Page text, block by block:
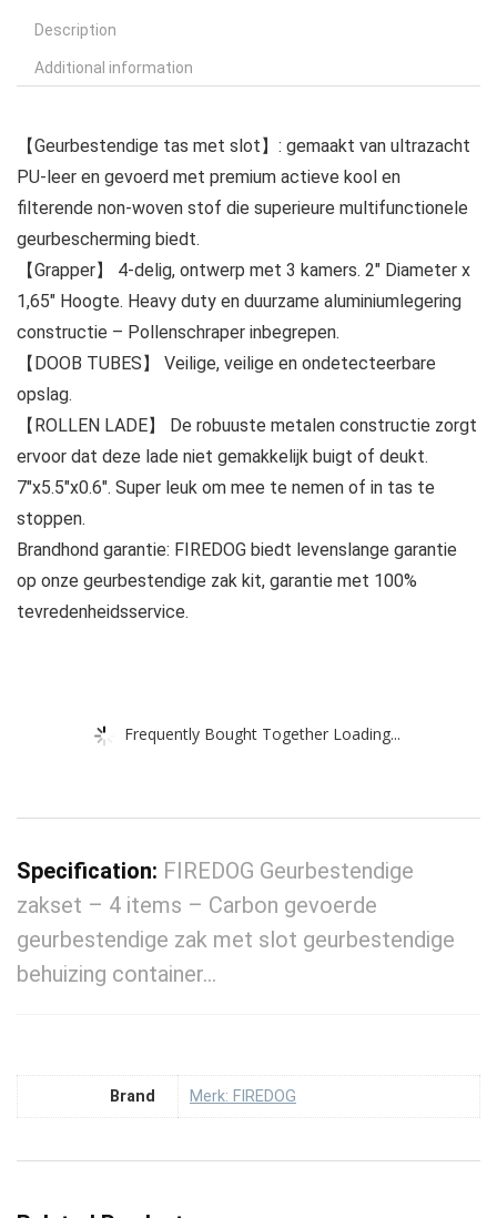
Description
Additional information
【Geurbestendige tas met slot】: gemaakt van ultrazacht
PU-leer en gevoerd met premium actieve kool en
filterende non-woven stof die superieure multifunctionele
geurbescherming biedt.
【Grapper】 4-delig, ontwerp met 3 kamers. 2″ Diameter x
1,65″ Hoogte. Heavy duty en duurzame aluminiumlegering
constructie – Pollenschraper inbegrepen.
【DOOB TUBES】 Veilige, veilige en ondetecteerbare
opslag.
【ROLLEN LADE】 De robuuste metalen constructie zorgt
ervoor dat deze lade niet gemakkelijk buigt of deukt.
7″x5.5″x0.6″. Super leuk om mee te nemen of in tas te
stoppen.
Brandhond garantie: FIREDOG biedt levenslange garantie
op onze geurbestendige zak kit, garantie met 100%
tevredenheidsservice.
Frequently Bought Together Loading...
Specification: FIREDOG Geurbestendige
zakset – 4 items – Carbon gevoerde
geurbestendige zak met slot geurbestendige
behuizing container…
Brand Merk: FIREDOG